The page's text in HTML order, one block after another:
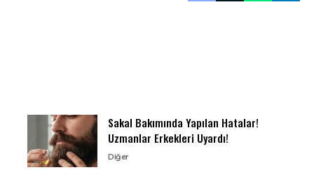
Sakal Bakımında Yapılan Hatalar!
Uzmanlar Erkekleri Uyardı!
Diğer